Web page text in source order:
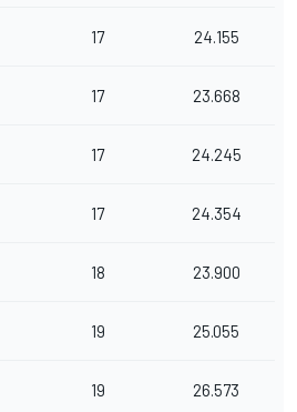
17 24.155
17 23.668
17 24.245
17 24.354
18 23.900
19 25.055
19 26.573